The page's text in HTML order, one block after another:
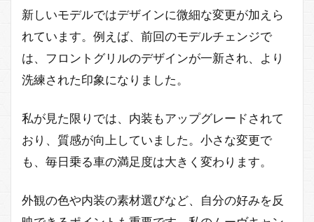
新しいモデルではデザインに微細な変更が加えら
れています。例えば、前回のモデルチェンジで
は、フロントグリルのデザインが一新され、より
洗練された印象になりました。
私が見た限りでは、内装もアップグレードされて
おり、質感が向上していました。小さな変更で
も、毎日乗る車の満足度は大きく変わります。
外観の色や内装の素材選びなど、自分の好みを反